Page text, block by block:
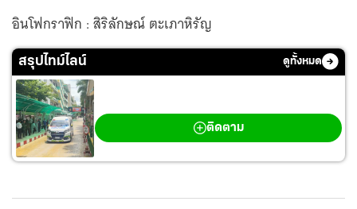
อินโฟกราฟิก : สิริลักษณ์ ตะเภาหิรัญ
สรุปไทม์ไลน์ ดูทั้งหมด
ติดตาม